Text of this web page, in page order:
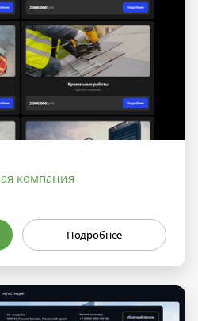
компания
Подробнее